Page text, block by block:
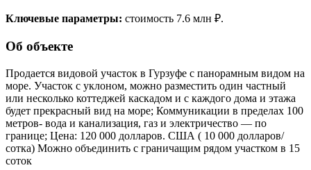
Ключевые параметры: стоимость 7.6 млн ₽.
Об объекте
Продается видовой участок в Гурзуфе с панорамным видом на
море. Участок с уклоном, можно разместить один частный
или несколько коттеджей каскадом и с каждого дома и этажа
будет прекрасный вид на море; Коммуникации в пределах 100
метров- вода и канализация, газ и электричество — по
границе; Цена: 120 000 долларов. США ( 10 000 долларов/
сотка) Можно объединить с граничащим рядом участком в 15
соток